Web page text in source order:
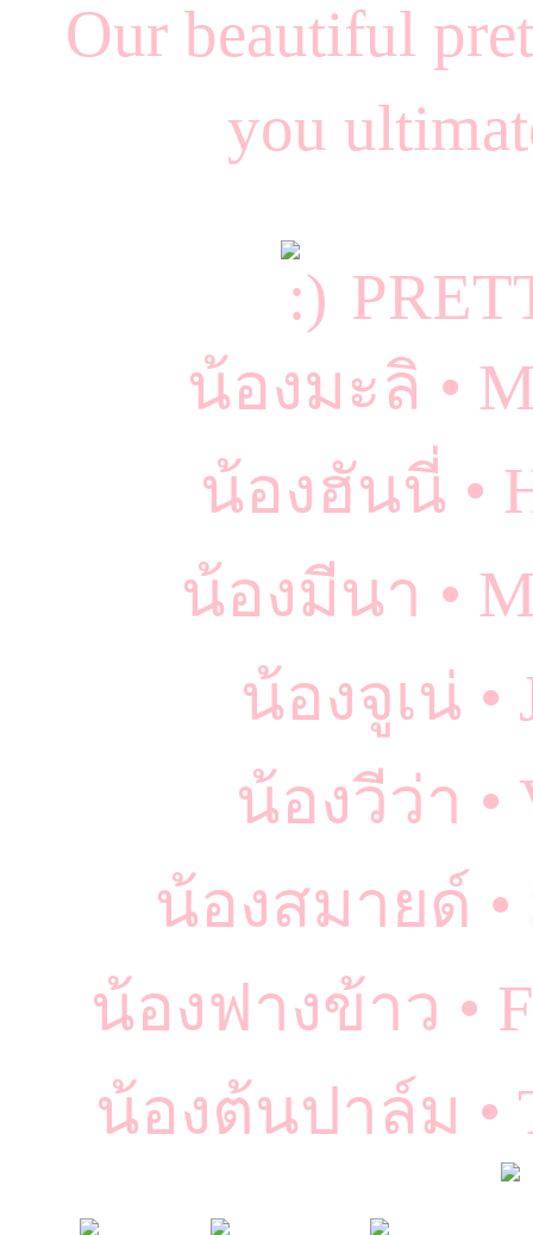
Our beautiful
you
น้องมะลิ •
น้องฮันนี่ •
น้องมีนา •
น้องจูเน่ •
น้องวีว่า •
น้องสมายด์ •
น้องฟางข้าว •
น้องต้นปาล์ม •